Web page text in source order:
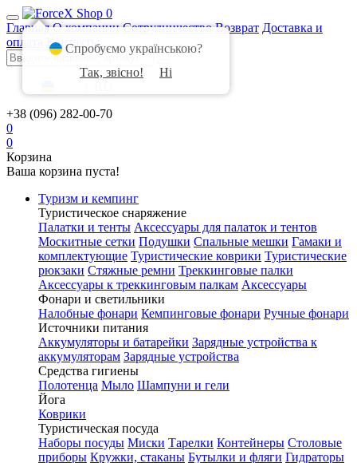
0
Главная О компании Сотрудничество Возврат Доставка и
оплата
Контакты
+38 (096) 282-00-70
0
0
Корзина
Ваша корзина пуста!
Туризм и кемпинг
Туристическое снаряжение
Палатки и тенты Аксессуары для палаток и тентов
Москитные сетки Подушки Спальные мешки Гамаки и
комплектующие Туристические коврики Туристические
рюкзаки Стяжные ремни Треккинговые палки
Аксессуары к треккинговым палкам Аксессуары
Фонари и светильники
Налобные фонари Кемпинговые фонари Ручные фонари
Источники питания
Аккумуляторы и батарейки Зарядные устройства к
аккумуляторам Зарядные устройства
Средства гигиены
Полотенца Мыло Шампуни и гели
Йога
Коврики
Туристическая посуда
Наборы посуды Миски Тарелки Контейнеры Столовые
приборы Кружки, стаканы Бутылки и фляги Гидраторы
Спробуємо українською?
Так, звісно!
Ні